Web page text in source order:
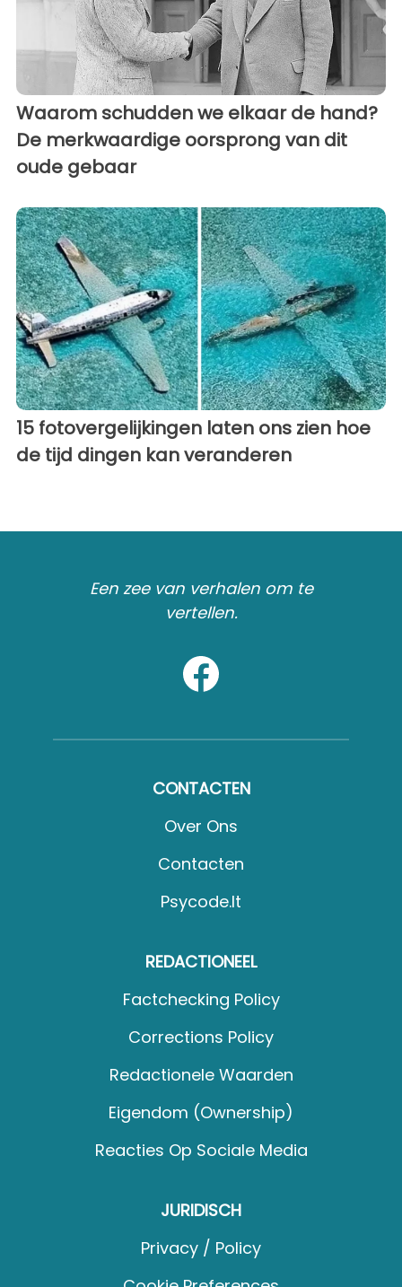
Waarom schudden we elkaar de hand?
De merkwaardige oorsprong van dit
oude gebaar
15 fotovergelijkingen laten ons zien hoe
de tijd dingen kan veranderen
Een zee van verhalen om te
vertellen.
CONTACTEN
Over Ons
Contacten
Psycode.it
REDACTIONEEL
Factchecking Policy
Corrections Policy
Redactionele Waarden
Eigendom (Ownership)
Reacties Op Sociale Media
JURIDISCH
Privacy / Policy